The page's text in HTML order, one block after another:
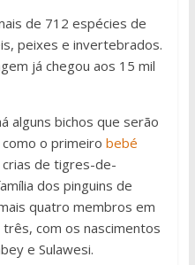
de 712 espécies de
peixes e invertebrados.
já chegou aos 15 mil
alguns bichos que serão
o primeiro bebé
de tigres-de-
dos pinguins de
quatro membros em
com os nascimentos
e Sulawesi.